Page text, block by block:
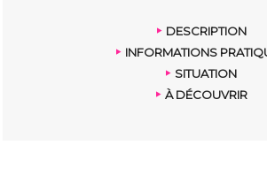
DESCRIPTION
INFORMATIONS
SITUATION
À DÉCOUVRIR